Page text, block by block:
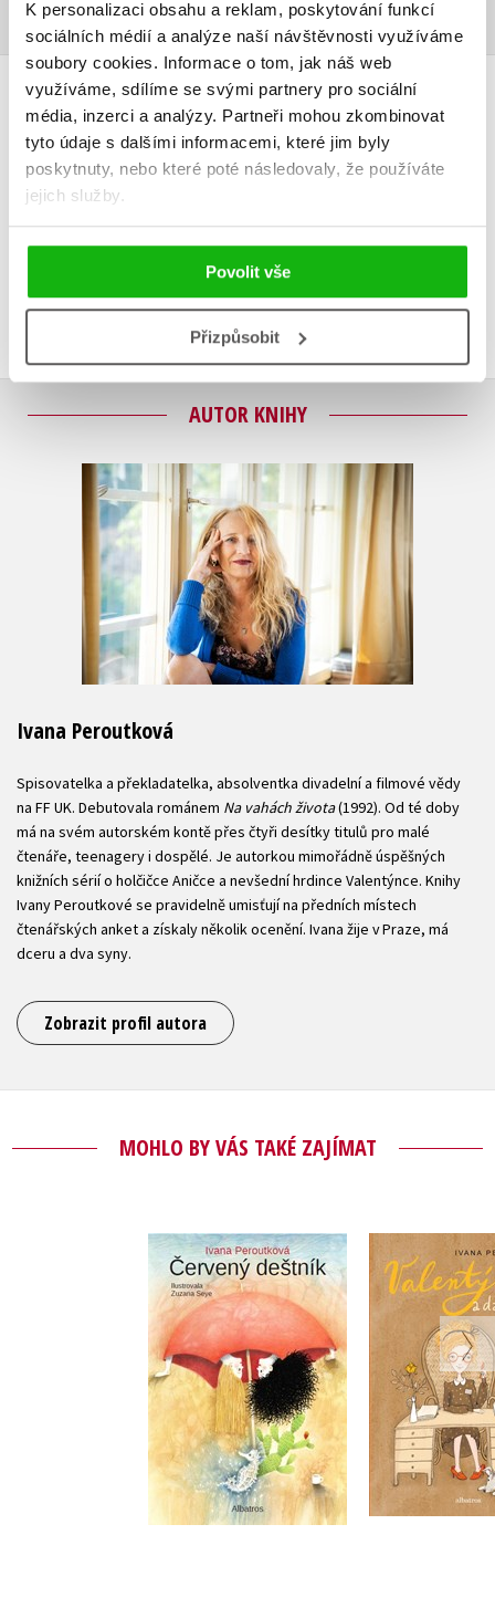
K personalizaci obsahu a reklam, poskytování funkcí
sociálních médií a analýze naší návštěvnosti využíváme
soubory cookies. Informace o tom, jak náš web
využíváme, sdílíme se svými partnery pro sociální
média, inzerci a analýzy. Partneři mohou zkombinovat
tyto údaje s dalšími informacemi, které jim byly
poskytnuty, nebo které poté následovaly, že používáte
jejich služby.
Povolit vše
Přizpůsobit
HODNOCENÍ ČTENÁŘŮ
V současné době nejsou vytvořena žádná uživatelská hodnocení.
Vaše hodnocení
Uživatelskou recenzi mohou vkládat pouze registrovaní uživatelé
Přihlásit
AUTOR KNIHY
Ivana Peroutková
Spisovatelka a překladatelka, absolventka divadelní a filmové vědy
na FF UK. Debutovala románem Na vahách života(1992). Od té doby
má na svém autorském kontě přes čtyři desítky titulů pro malé
čtenáře, teenagery i dospělé. Je autorkou mimořádně úspěšných
knižních sérií o holčičce Aničce a nevšední hrdince Valentýnce. Knihy
Ivany Peroutkové se pravidelně umisťují na předních místech
čtenářských anket a získaly několik ocenění. Ivana žije v Praze, má
dceru a dva syny.
Zobrazit profil autora
MOHLO BY VÁS TAKÉ ZAJÍMAT
Červený deštník
Ivana Peroutková
Do košíku
349 Kč
279 Kč
Ivana
Do
239 Kč